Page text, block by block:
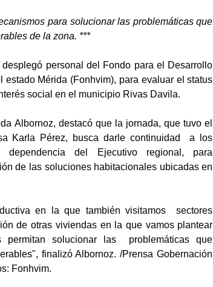
para solucionar las problemáticas que
de la zona. ***
personal del Fondo para el Desarrollo
estado Mérida (Fonhvim), para evaluar el status
social en el municipio Rivas Davila.
Albornoz, destacó que la jornada, que tuvo el
Karla Pérez, busca darle continuidad a los
dependencia del Ejecutivo regional, para
de las soluciones habitacionales ubicadas en
en la que también visitamos sectores
de otras viviendas en la que vamos plantear
permitan solucionar las problemáticas que
finalizó Albornoz. /Prensa Gobernación
Fonhvim.